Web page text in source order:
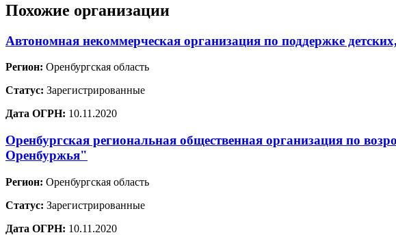
Похожие организации
Автономная некоммерческая организация по поддержке
Регион: Оренбургская область
Статус: Зарегистрированные
Дата ОГРН: 10.11.2020
Оренбургская региональная общественная организация по
Оренбуржья"
Регион: Оренбургская область
Статус: Зарегистрированные
Дата ОГРН: 10.11.2020